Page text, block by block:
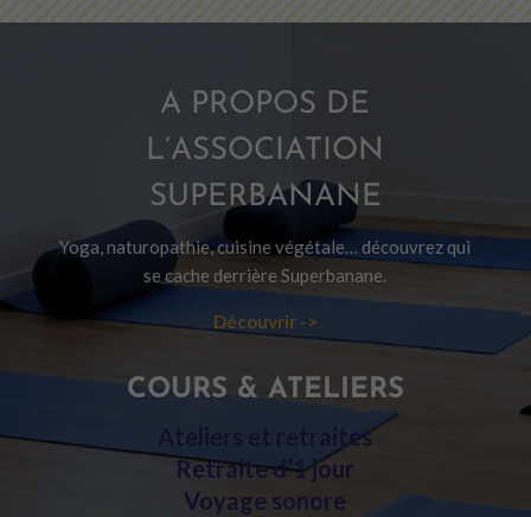
A PROPOS DE
L’ASSOCIATION
SUPERBANANE
Yoga, naturopathie, cuisine végétale… découvrez qui
se cache derrière Superbanane.
Découvrir ->
COURS & ATELIERS
Ateliers et retraites
Retraite d’1 jour
Voyage sonore